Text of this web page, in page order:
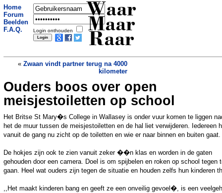
Home
Forum
Beelden
F.A.Q.
Login onthouden
Waar
Maar
Raar
« Zwaan vindt partner terug na 4000
kilometer
Indiase dorpsbewoners verwarren
uitwerpselen uit vliegtuig met zeldzaam
mineraal»
Ouders boos over open
meisjestoiletten op school
Het Britse St Mary�s College in Wallasey is onder vuur komen te liggen
het de muur tussen de meisjestoiletten en de hal liet verwijderen. Iedereen
vanuit de gang nu zicht op de toiletten en wie er naar binnen en buiten gaat.
De hokjes zijn ook te zien vanuit zeker ��n klas en worden in de gaten
gehouden door een camera. Doel is om spijbelen en roken op school tegen
gaan. Heel wat ouders zijn tegen de situatie en houden zelfs hun kinderen
,,Het maakt kinderen bang en geeft ze een onveilig gevoel�, is een